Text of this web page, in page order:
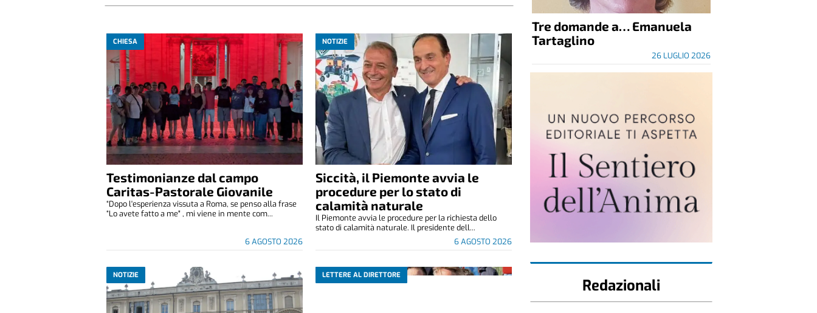
CHIESA
Testimonianze dal campo
Caritas-Pastorale Giovanile
6 AGOSTO 2026
“Dopo l'esperienza vissuta a Roma, se penso alla frase
“Lo avete fatto a me" , mi viene in mente com...
NOTIZIE
Siccità, il Piemonte avvia le
procedure per lo stato di
calamità naturale
6 AGOSTO 2026
Il Piemonte avvia le procedure per la richiesta dello
stato di calamità naturale. Il presidente dell...
NOTIZIE LETTERE AL DIRETTORE
Tre domande a… Emanuela
Tartaglino
26 LUGLIO 2026
Redazionali